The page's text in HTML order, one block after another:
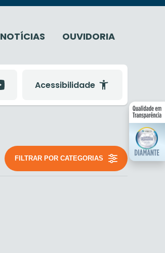
NOTÍCIAS OUVIDORIA
Acessibilidade
FILTRAR POR CATEGORIAS